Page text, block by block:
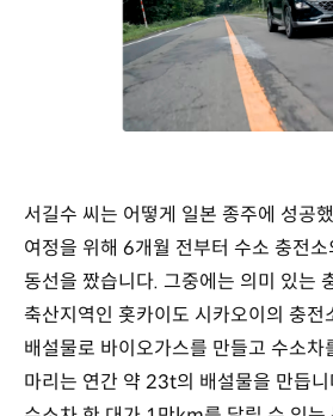
서길수 씨는 어떻게 일본 종주에 성공
여정을 위해 6개월 전부터 수소 충전
동선을 짰습니다. 그중에는 의미 있는
축산지역인 홋카이도 시카오이의 충전
배설물로 바이오가스를 만들고 수소차
마리는 연간 약 23t의 배설물을 만듭니